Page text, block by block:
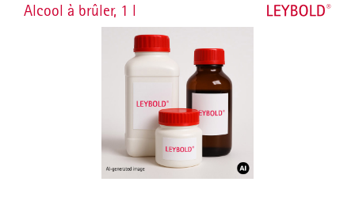
Alcool à brûler, 1 l